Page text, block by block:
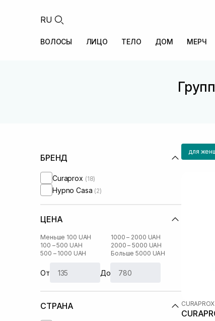
RU
ВОЛОСЫ ЛИЦО ТЕЛО ДОМ МЕРЧ
БРЕНД
Curaprox (18)
Hypno Casa (2)
ЦЕНА
Меньше 100 UAH
100 – 500 UAH
500 – 1000 UAH
1000 – 2000 UAH
2000 – 5000 UAH
Больше 5000 UAH
От До
СТРАНА
для
CURAPROX